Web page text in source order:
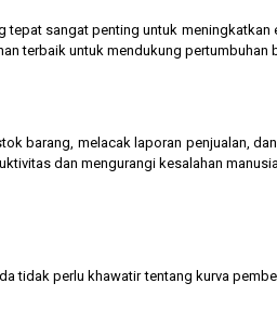
sangat penting untuk meningkatkan
terbaik untuk mendukung pertumbuhan
barang, melacak laporan penjualan,
dan mengurangi kesalahan
tidak perlu khawatir tentang kurva